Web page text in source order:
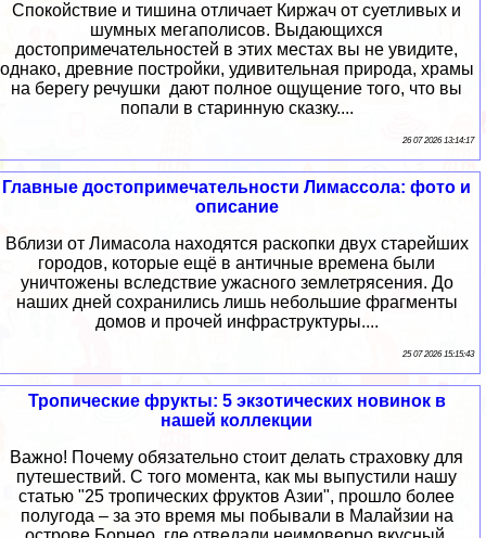
Спокойствие и тишина отличает Киржач от суетливых и
шумных мегаполисов. Выдающихся
достопримечательностей в этих местах вы не увидите,
однако, древние постройки, удивительная природа, храмы
на берегу речушки дают полное ощущение того, что вы
попали в старинную сказку....
26 07 2026 13:14:17
Главные достопримечательности Лимассола: фото и
описание
Вблизи от Лимасола находятся раскопки двух старейших
городов, которые ещё в античные времена были
уничтожены вследствие ужасного землетрясения. До
наших дней сохранились лишь небольшие фрагменты
домов и прочей инфраструктуры....
25 07 2026 15:15:43
Тропические фрукты: 5 экзотических новинок в
нашей коллекции
Важно! Почему обязательно стоит делать страховку для
путешествий. С того момента, как мы выпустили нашу
статью "25 тропических фруктов Азии", прошло более
полугода – за это время мы побывали в Малайзии на